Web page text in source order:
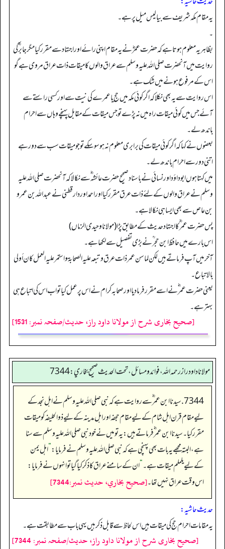
یہ مقام مکہ شریف سے بیالیس میل پر ہے۔
۔
بظاہر یہ معلوم ہوتا ہے کہ حضرت عمرؓ نے یہ مقام اپنی رائے اور اجتہاد سے مقرر کیا مگر جابر ؓ کی
روایت میں آنحضرت صلی اللہ علیہ وسلم سے عراق والوں کا میقات ذات عراق مروی ہے گو
اس کے مرفوع ہونے میں شک ہے۔
اس روایت سے یہ بھی نکلا کہ اگر کوئی مکہ میں حج یا عمرے کی نیت سے اور کسی راستے سے
آئے جس میں کوئی میقات راہ میں نہ پڑے تو جس میقات کے مقابل پہنچے وہاں سے احرام
باندھ لے۔
بعضوں نے کہا کہ اگر کوئی میقات کی برابری معلوم نہ ہو سو سکے تو جو میقات سب سے دور ہے
اتنی دور سے احرام باندھ لے۔
میں کہتا ہوں ابوداؤد اور نسائی نے باسناد صحیح حضرت عائشہ ؓ سے نکالا کہ آنحضرت صلی اللہ علیہ
وسلم نے عراق والوں کے لئے ذات عرق مقرر کیا اور احمد اور دار قطنی نے عبداللہ بن عمرو
بن عاص سے بھی ایسا ہی نکالا ہے۔
پس حضرت عمر ؓ کا اجتہاد حدیث کے مطابق پڑا (مولانا وحیدی الزماں)
اس بارے میں حافظ ابن حجر ؒ نے بڑی تفصیل سے لکھا ہے۔
آخر میں آپ فرماتے ہیں لکن لما سن عمر ذات عرق وتبعه علیه الصحابة واستمر علیه العمل کان أولی
بالاتباع۔
یعنی حضرت عمر ؓ نے اسے مقرر فرمادیا اور صحابہ کرام نے اس پر عمل کیا تو اب اس کی اتباع ہی
بہتر ہے۔
[صحیح بخاری شرح از مولانا داود راز، حدیث/صفحہ نمبر: 1531]
مولانا داود راز رحمه الله، فوائد و مسائل، تحت الحديث صحيح بخاري: 7344
7344. سیدنا ابن عمر ؓ سے روایت ہے کہ نبی صلی اللہ علیہ وسلم نے اہل نجد کے
لیے مقام قرن اہل شام کے لیے مقام حجفہ اور اہل مدینہ کے لیے ذوالحلیفہ کو میقات
مقرر کیا۔ سیدنا ابن عمر ؓ فرماتے ہیں: یہ تو میں نے خود نبی صلی اللہ علیہ وسلم سے سنا
ہے، البتہ مجھے یہ بات بھی پہنچی ہے کہ نبی صلی اللہ علیہ وسلم نے فرمایا:”اہل یمن
کے لیے یلملم میقات ہے۔“ان کے سامنے عراق کا ذکر کیا گیا تو انہوں نے فرمایا:
اس وقت عراق نہیں تھا۔[صحيح بخاري، حديث نمبر:7344]
حدیث حاشیہ:
یہ مقامات احرام حج کی میقات ہیں اس لحاظ سے قابل ذکر ہیں یہی باب سے مطابقت ہے۔
[صحیح بخاری شرح از مولانا داود راز، حدیث/صفحہ نمبر: 7344]